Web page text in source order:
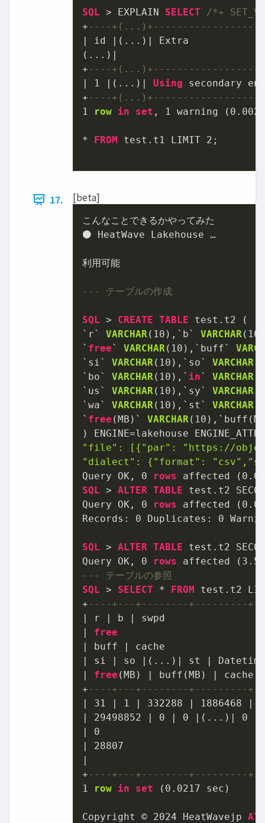
SQL > EXPLAIN SELECT
/*+
+ ----
id (...)
Extra
(...)
+ ----
1 (...) Using secondary
+ ----
1
row in set , 1 warning ( 0.0024
* FROM test.t1 LIMIT 2 ;
17. [beta]
こんなことできるかやってみた
⚫ HeatWave Lakehouse …
利用可能
--- テーブルの作成
SQL > CREATE TABLE test.t2 (
`r` VARCHAR( 10 ),`b` VARCHAR( 10
` free ` VARCHAR( 10 ),`buff`
`si` VARCHAR( 10 ),`so` VARCHAR
`bo` VARCHAR( 10 ),` in ` VARCHAR
`us` VARCHAR( 10 ),`sy` VARCHAR
`wa` VARCHAR( 10 ),`st` VARCHAR
` free (MB)` VARCHAR( 10
) ENGINE=lakehouse
"file": [{"par": "https://
"dialect": {"format":
Query OK, 0 rows affected (
SQL > ALTER TABLE test.t2
Query OK, 0 rows affected (
Records: 0 Duplicates: 0
SQL > ALTER TABLE test.t2
Query OK, 0 rows affected (
--- テーブルの参照
SQL > SELECT * FROM
test.t2
+ ----+---+--------+---------
r b
free
buff
si so (...) st
free (MB) buff(MB)
+ ----+---+--------+---------
31 1 332288 1886468
29498852 0 0 (...) 0
0
28807
+ ----+---+--------+---------
1
row in set ( 0.0217 sec)
Copyright © 2024 HeatWavejp All